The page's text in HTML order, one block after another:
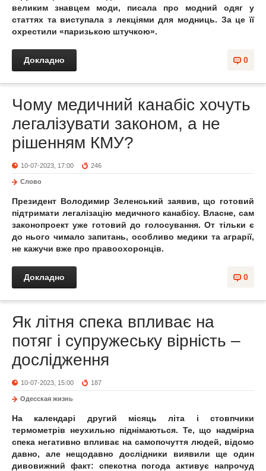
великим знавцем моди, писала про модний одяг у
статтях та виступала з лекціями для модниць. За це її
охрестили «паризькою штучкою».
0
Докладно
Чому медичний канабіс хочуть
легалізувати законом, а не
рішенням КМУ?
10-07-2023, 17:00 246
Слово
Президент Володимир Зеленський заявив, що готовий
підтримати легалізацію медичного канабісу. Власне, сам
законопроект уже готовий до голосування. От тільки є
до нього чимало запитань, особливо медики та аграрії,
не кажучи вже про правоохоронців.
0
Докладно
Як літня спека впливає на
потяг і супружеську вірність –
дослідження
10-07-2023, 15:00 187
Одесская жизнь
На календарі другий місяць літа і стовпчики
термометрів неухильно піднімаються. Те, що надмірна
спека негативно впливає на самопочуття людей, відомо
давно, але нещодавно дослідники виявили ще один
дивовижний факт: спекотна погода активує напрочуд